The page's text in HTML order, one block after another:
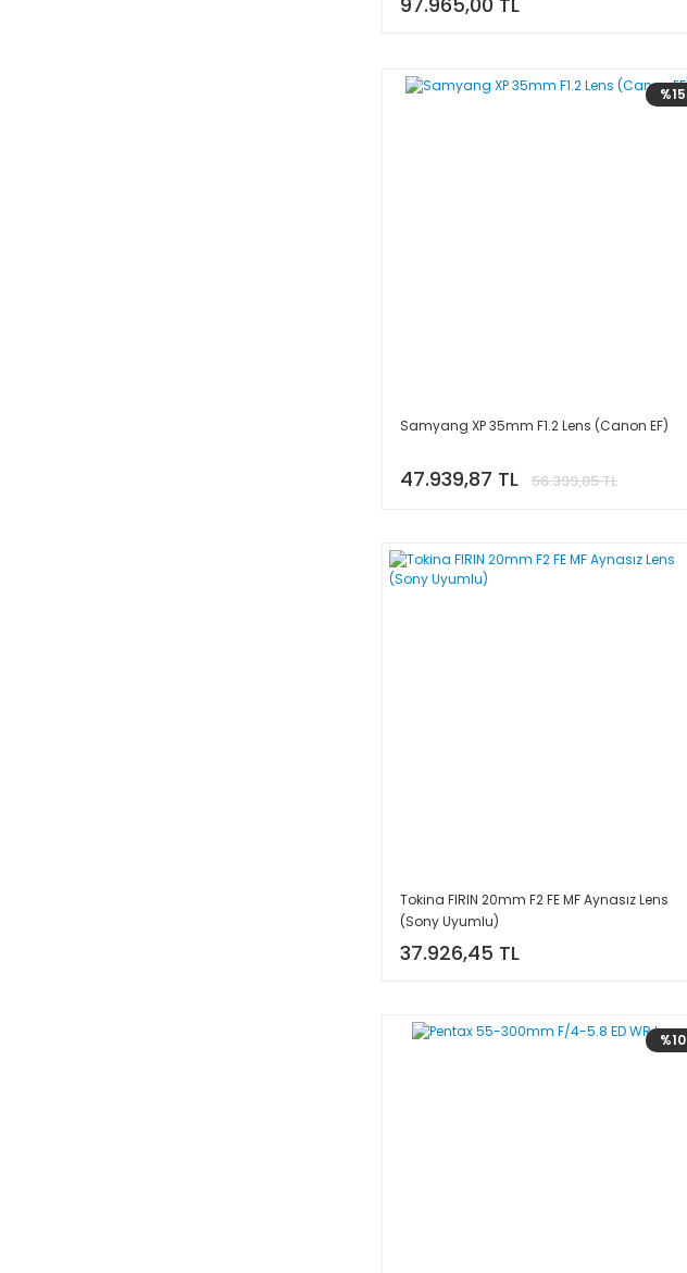
%15
Samyang XP 35mm F1.2 Lens (Canon EF)
47.939,87 TL 56.399,85 TL
Tokina FIRIN 20mm F2 FE MF Aynasız Lens
(Sony Uyumlu)
37.926,45 TL
%10